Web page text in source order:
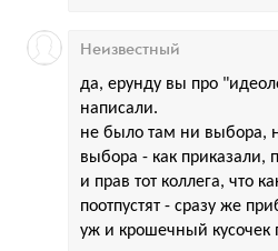
да, ерунду вы про
написали.
не было там ни выбора,
выбора - как приказали,
и прав тот коллега, что
поотпустят - сразу же
уж и крошечный кусочек
Неизвестный